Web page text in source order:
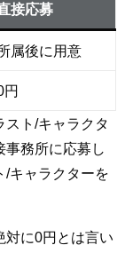
接応募
属後に用意
円
スト/キャラクタ
事務所に応募し
/キャラクターを
対に0円とは言い